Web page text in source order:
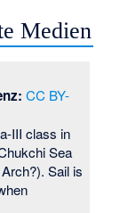
Medien
CC BY-
III class in
Sea
Sail is